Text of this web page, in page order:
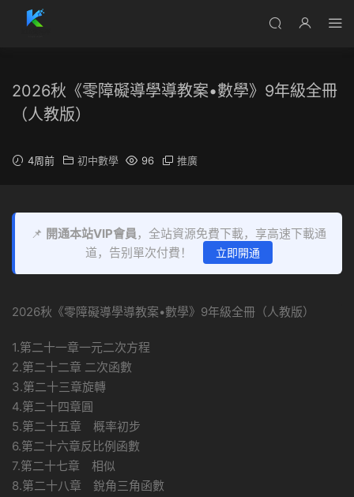
2026秋《零障礙導學導教案•數學》9年級全冊
（人教版）
4周前 初中數學 96 推廣
📌 開通本站VIP會員，全站資源免費下載，享高速下載通
道，告别單次付費！
立即開通
2026秋《零障礙導學導教案•數學》9年級全冊（人教版）
1.第二十一章一元二次方程
2.第二十二章 二次函數
3.第二十三章旋轉
4.第二十四章圓
5.第二十五章 概率初步
6.第二十六章反比例函數
7.第二十七章 相似
8.第二十八章 銳角三角函數